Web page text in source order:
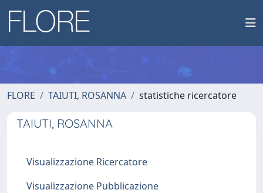
FLORE TAIUTI, ROSANNA statistiche ricercatore
TAIUTI, ROSANNA
Visualizzazione Ricercatore
Visualizzazione Pubblicazione